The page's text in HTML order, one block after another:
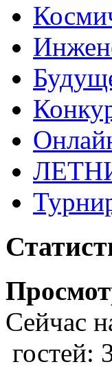
Сейчас
гостей: